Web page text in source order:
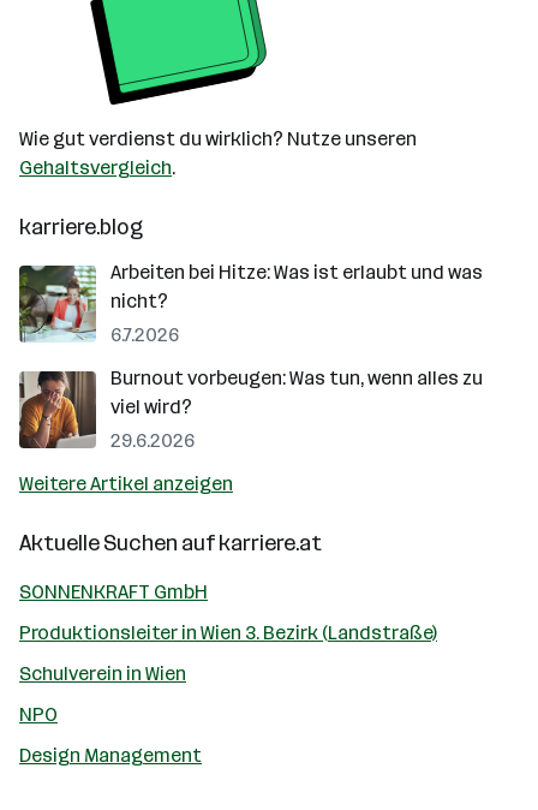
Wie gut verdienst du wirklich? Nutze unseren
Gehaltsvergleich.
karriere.blog
Arbeiten bei Hitze: Was ist erlaubt und was
nicht?
6.7.2026
Burnout vorbeugen: Was tun, wenn alles zu
viel wird?
29.6.2026
Weitere Artikel anzeigen
Aktuelle Suchen aufkarriere.at
SONNENKRAFT GmbH
Produktionsleiter in Wien 3. Bezirk (Landstraße)
Schulverein in Wien
NPO
Design Management